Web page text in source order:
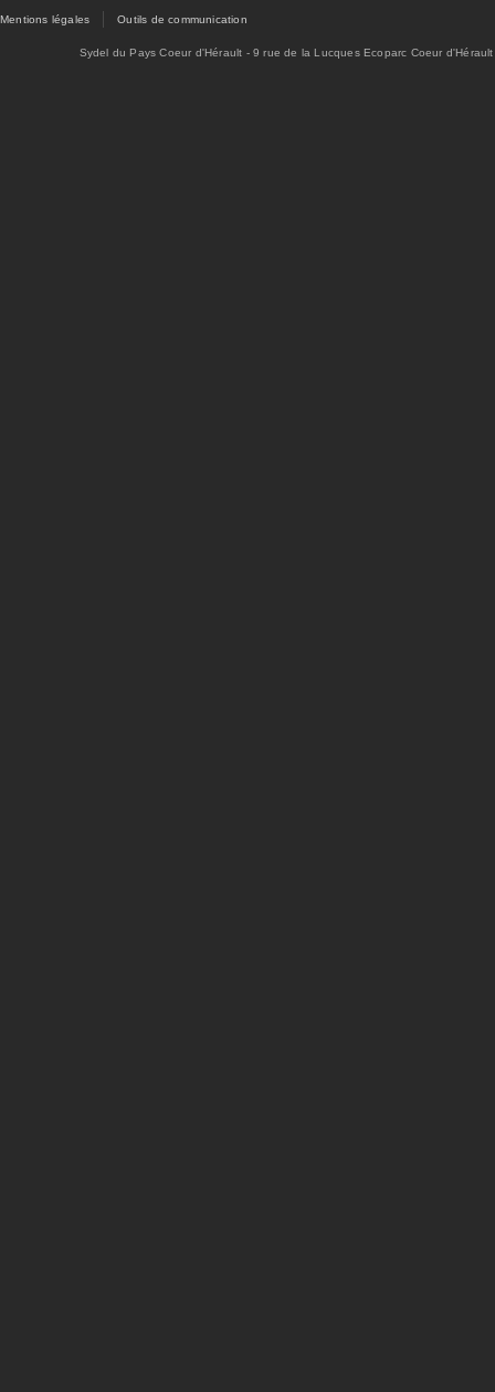
Mentions légales Outils de communication
Sydel du Pays Coeur d'Hérault - 9 rue de la Lucques Ecoparc Coeur